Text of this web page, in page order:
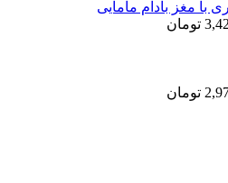
با مغز بادام مامایی
تومان
تومان